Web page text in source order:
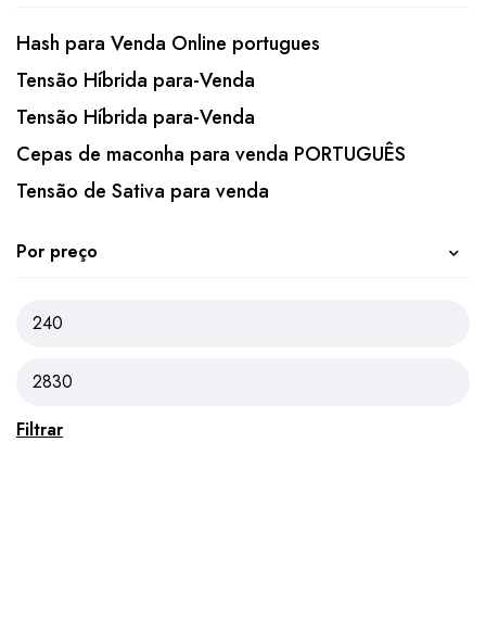
Hash para Venda Online portugues
Tensão Híbrida para-Venda
Tensão Híbrida para-Venda
Cepas de maconha para venda PORTUGUÊS
Tensão de Sativa para venda
Por preço
Filtrar